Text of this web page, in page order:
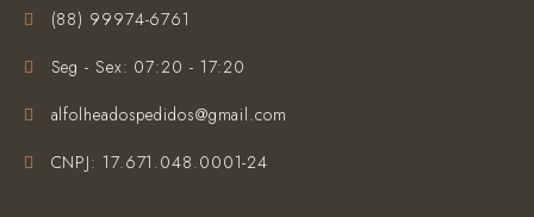
(‪88) 99974-6761‬
Seg - Sex: 07:20 - 17:20
alfolheadospedidos@gmail.com
CNPJ: 17.671.048.0001-24